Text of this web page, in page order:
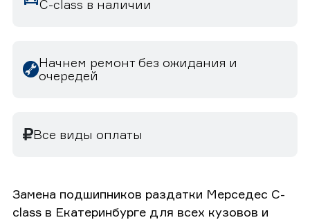
C-class в наличии
Начнем ремонт без ожидания и
очередей
Все виды оплаты
Замена подшипников раздатки Мерседес C-
class в Екатеринбурге для всех кузовов и